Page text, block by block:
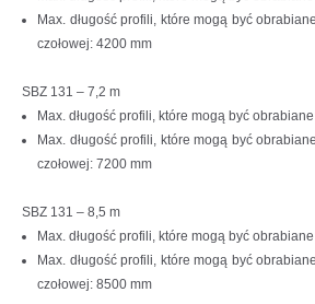
Max. długość profili, które mogą być
czołowej: 4200 mm
SBZ 131 – 7,2 m
Max. długość profili, które mogą być
Max. długość profili, które mogą być
czołowej: 7200 mm
SBZ 131 – 8,5 m
Max. długość profili, które mogą być
Max. długość profili, które mogą być
czołowej: 8500 mm